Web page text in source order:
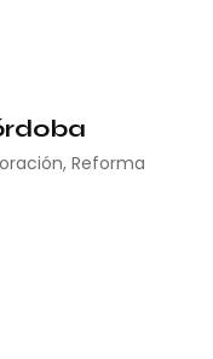
, Reforma